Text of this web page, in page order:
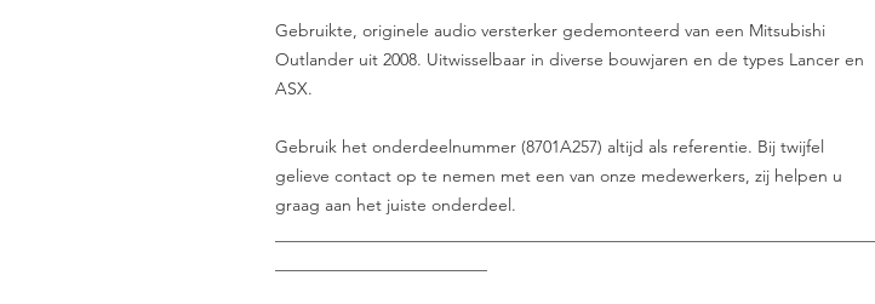
Gebruikte, originele audio versterker gedemonteerd van een Mitsubishi
Outlander uit 2008. Uitwisselbaar in diverse bouwjaren en de types Lancer en
ASX.
Gebruik het onderdeelnummer (8701A257) altijd als referentie. Bij twijfel
gelieve contact op te nemen met een van onze medewerkers, zij helpen u
graag aan het juiste onderdeel.